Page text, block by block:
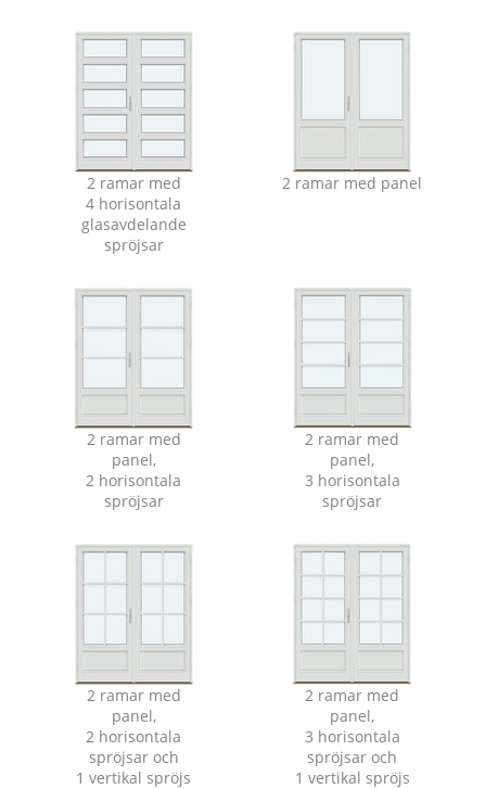
2 ramar med
4 horisontala
glasavdelande
spröjsar
2 ramar med panel
2 ramar med
panel,
2 horisontala
spröjsar
2 ramar med
panel,
3 horisontala
spröjsar
2 ramar med
panel,
2 horisontala
spröjsar och
1 vertikal spröjs
2 ramar med
panel,
3 horisontala
spröjsar och
1 vertikal spröjs